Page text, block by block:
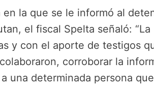
la que se le informó al
el fiscal Spelta señaló: “La
y con el aporte de testigos
corroborar la
una determinada persona